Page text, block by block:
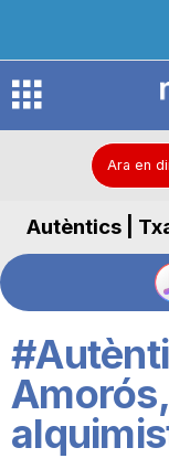
R
d
C
Ara en